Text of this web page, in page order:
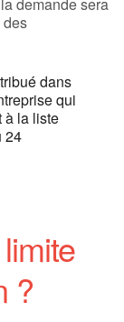
demande sera
dans
qui
à la liste
24
?